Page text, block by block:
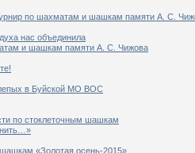
по шахматам и шашкам памяти А. С.
нас объединила
и шашкам памяти А. С. Чижова
в Буйской МО ВОС
по стоклеточным шашкам
«Золотая осень-2015»